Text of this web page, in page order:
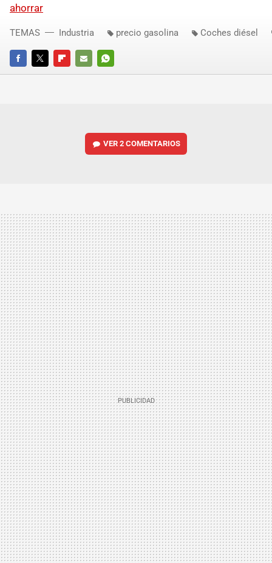
ahorrar
FACEBOOKTWITTERFLIPBOARD
E-
WHATSAPP
TEMAS Industria precio gasolina Coches diésel
VER2 COMENTARIOS